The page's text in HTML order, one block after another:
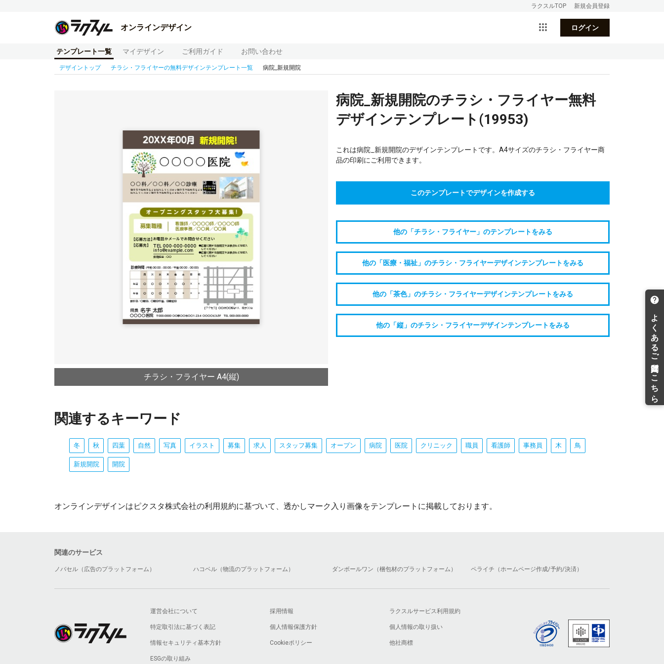
ラクスルTOP 新規会員登録
オンラインデザイン ログイン
テンプレート一覧 マイデザイン ご利用ガイド お問い合わせ
デザイントップ チラシ・フライヤーの無料デザインテンプレート一覧 病院_新規開院
チラシ・フライヤー A4(縦)
病院_新規開院のチラシ・フライヤー無料
デザインテンプレート(19953)
これは病院_新規開院のデザインテンプレートです。A4サイズのチラシ・フライヤー商
品の印刷にご利用できます。
このテンプレートでデザインを作成する
他の「チラシ・フライヤー」のテンプレートをみる
他の「医療・福祉」のチラシ・フライヤーデザインテンプレートをみる
他の「茶色」のチラシ・フライヤーデザインテンプレートをみる
他の「縦」のチラシ・フライヤーデザインテンプレートをみる
関連するキーワード
冬 秋 四葉 自然 写真 イラスト 募集 求人 スタッフ募集 オープン 病院 医院 クリニック 職員 看護師 事務員 木 鳥
新規開院 開院
オンラインデザインはピクスタ株式会社の利用規約に基づいて、透かしマーク入り画像をテンプレートに掲載しております。
関連のサービス
ノバセル（広告のプラットフォーム） ハコベル（物流のプラットフォーム） ダンボールワン（梱包材のプラットフォーム） ペライチ（ホームページ作成/予約/決済）
運営会社について 採用情報 ラクスルサービス利用規約
特定取引法に基づく表記 個人情報保護方針 個人情報の取り扱い
情報セキュリティ基本方針 Cookieポリシー 他社商標
ESGの取り組み